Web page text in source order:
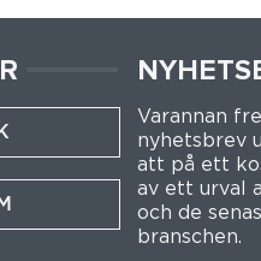
Varannan
nyhetsbrev
att på ett
av ett urval
och de
branschen.